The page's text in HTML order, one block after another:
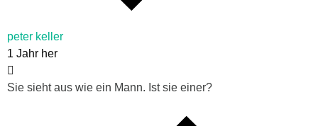
peter keller
1 Jahr her
Sie sieht aus wie ein Mann. Ist sie einer?